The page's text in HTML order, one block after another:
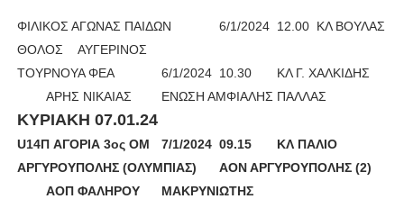
ΦΙΛΙΚΟΣ ΑΓΩΝΑΣ ΠΑΙΔΩΝ 6/1/2024 12.00 ΚΛ ΒΟΥΛΑΣ
ΘΟΛΟΣ
ΑΥΓΕΡΙΝΟΣ
ΤΟΥΡΝΟΥΑ ΦΕΑ
6/1/2024 10.30
ΚΛ Γ. ΧΑΛΚΙΔΗΣ
ΑΡΗΣ ΝΙΚΑΙΑΣ
ΕΝΩΣΗ ΑΜΦΙΑΛΗΣ ΠΑΛΛΑΣ
ΚΥΡΙΑΚΗ 07.01.24
U14Π AΓΟΡΙΑ 3ος ΟΜ 7/1/2024
	09
.15
ΚΛ ΠΑΛΙΟ
ΑΡΓΥΡΟΥΠΟΛΗΣ (ΟΛΥΜΠΙΑΣ)
ΑΟΝ ΑΡΓΥΡΟΥΠΟΛΗΣ (2)
ΑΟΠ ΦΑΛΗΡΟΥ
ΜΑΚΡΥΝΙΩΤΗΣ